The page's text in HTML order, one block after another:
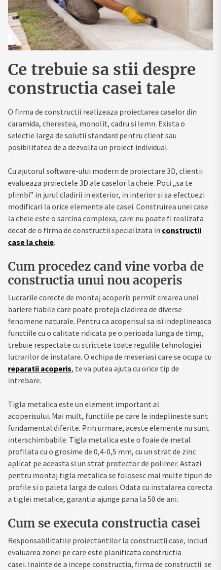
Ce trebuie sa stii despre
constructia casei tale
O firma de constructii realizeaza proiectarea caselor din
caramida, cherestea, monolit, cadru si lemn. Exista o
selectie larga de solutii standard pentru client sau
posibilitatea de a dezvolta un proiect individual.
Cu ajutorul software-ului modern de proiectare 3D, clientii
evalueaza proiectele 3D ale caselor la cheie. Poti „sa te
plimbi” in jurul cladirii in exterior, in interior si sa efectuezi
modificari la orice elemente ale casei. Construirea unei case
la cheie este o sarcina complexa, care nu poate fi realizata
decat de o firma de constructii specializata in constructii
case la cheie.
Cum procedez cand vine vorba de
constructia unui nou acoperis
Lucrarile corecte de montaj acoperis permit crearea unei
bariere fiabile care poate proteja cladirea de diverse
fenomene naturale. Pentru ca acoperisul sa isi indeplineasca
functiile cu o calitate ridicata pe o perioada lunga de timp,
trebuie respectate cu strictete toate regulile tehnologiei
lucrarilor de instalare. O echipa de meseriasi care se ocupa cu
reparatii acoperis, te va putea ajuta cu orice tip de
intrebare.
Tigla metalica este un element important al
acoperisului. Mai mult, functiile pe care le indeplineste sunt
fundamental diferite. Prin urmare, aceste elemente nu sunt
interschimbabile. Tigla metalica este o foaie de metal
profilata cu o grosime de 0,4-0,5 mm, cu un strat de zinc
aplicat pe aceasta si un strat protector de polimer. Astazi
pentru montaj tigla metalica se folosesc mai multe tipuri de
profile si o paleta larga de culori. Odata cu instalarea corecta
a tiglei metalice, garantia ajunge pana la 50 de ani.
Cum se executa constructia casei
Responsabilitatile proiectantilor la constructii case, includ
evaluarea zonei pe care este planificata constructia
casei. Inainte de a incepe constructia, firma de constructii se